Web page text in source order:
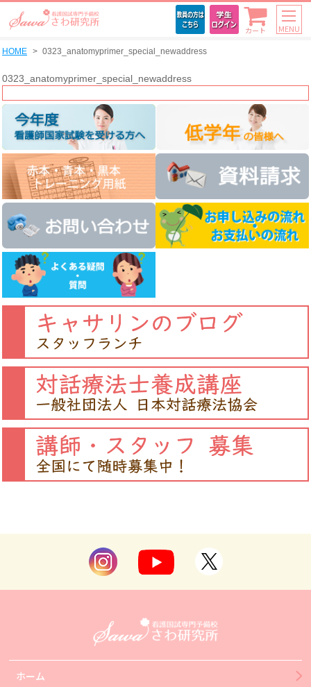
カート MENU
HOME 0323_anatomyprimer_special_newaddress
0323_anatomyprimer_special_newaddress
ホーム